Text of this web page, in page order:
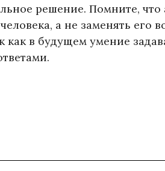
решение. Помните,
а не заменять его
в будущем умение